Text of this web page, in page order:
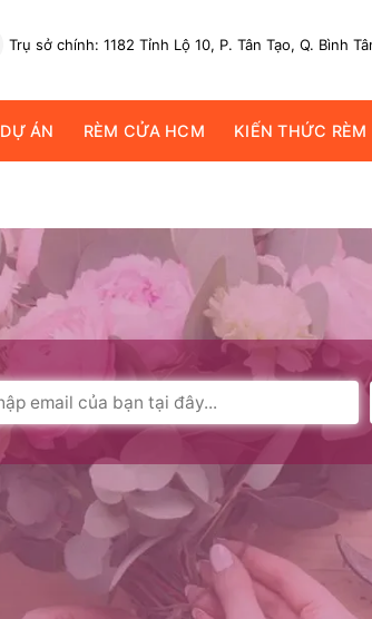
Trụ sở chính: 1182 Tỉnh Lộ 10, P. Tân Tạo, Q. Bình
DỰ ÁN RÈM CỬA HCM KIẾN THỨC RÈM